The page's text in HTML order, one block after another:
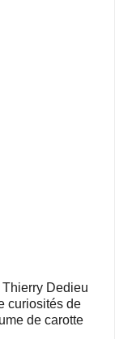
Dedieu
curiosités de
de carotte